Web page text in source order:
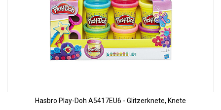
Hasbro Play-Doh A5417EU6 - Glitzerknete, Knete